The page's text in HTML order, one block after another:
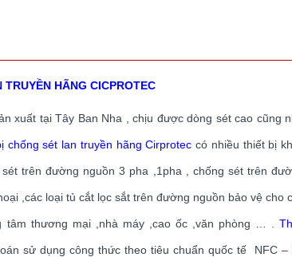
TRUYỀN HÃNG CICPROTEC
xuất tại Tây Ban Nha , chịu được dòng sét cao cũng
chống sét lan truyền hãng Cirprotec có nhiều thiết bị
trên đường nguồn 3 pha ,1pha , chống sét trên
,các loại tủ cắt lọc sắt trên đường nguồn bảo vệ cho
thương mại ,nhà máy ,cao ốc ,văn phòng … .
sử dụng công thức theo tiêu chuẩn quốc tế NFC –